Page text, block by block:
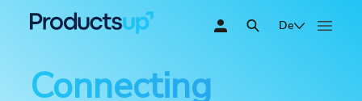
De
Connecting